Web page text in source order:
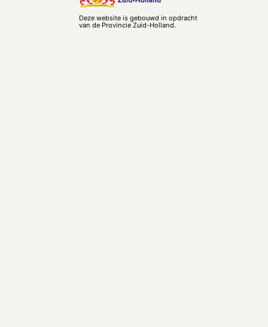
Deze website is gebouwd in opdracht
van de Provincie Zuid-Holland.